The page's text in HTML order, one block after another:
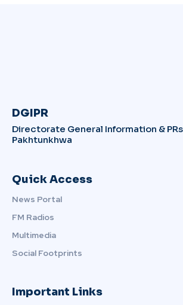
DGIPR
Directorate General Information &
Pakhtunkhwa
Quick Access
News Portal
FM Radios
Multimedia
Social Footprints
Important Links